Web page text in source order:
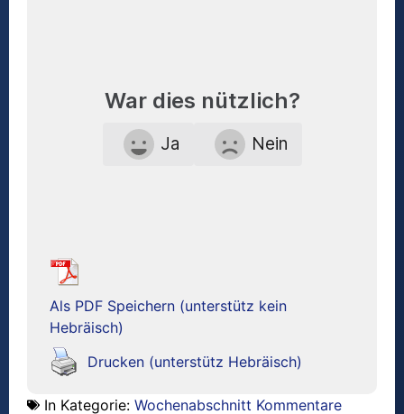
War dies nützlich?
Ja Nein
Als PDF Speichern (unterstütz kein
Hebräisch)
Drucken (unterstütz Hebräisch)
In Kategorie: Wochenabschnitt Kommentare